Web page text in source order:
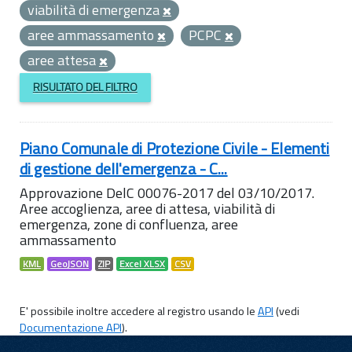
viabilità di emergenza
aree ammassamento
PCPC
aree attesa
RISULTATO DEL FILTRO
Piano Comunale di Protezione Civile - Elementi
di gestione dell'emergenza - C...
Approvazione DelC 00076-2017 del 03/10/2017.
Aree accoglienza, aree di attesa, viabilità di
emergenza, zone di confluenza, aree
ammassamento
KML GeoJSON ZIP Excel XLSX CSV
E' possibile inoltre accedere al registro usando leAPI(vedi
Documentazione API).